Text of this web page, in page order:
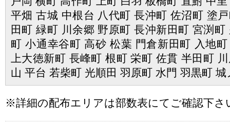
平畑 古城 中根台 八代町 長沖町 佐沼町 塗
田町 緑町 川余郷 野原町 長沖新田町 宮渕
町 小通幸谷町 高砂 松葉 門倉新田町 入地
上大徳新町 長峰町 根町 栄町 佐貫 半田町
山 平台 若柴町 光順田 羽原町 水門 羽黒町
※詳細の配布エリアは部数表にてご確認下さ